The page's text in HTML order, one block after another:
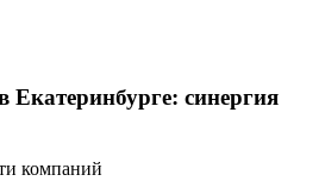
Екатеринбурге: синергия
компаний